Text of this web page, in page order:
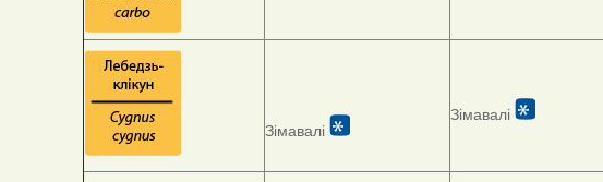
Зімавалі
Зімавалі